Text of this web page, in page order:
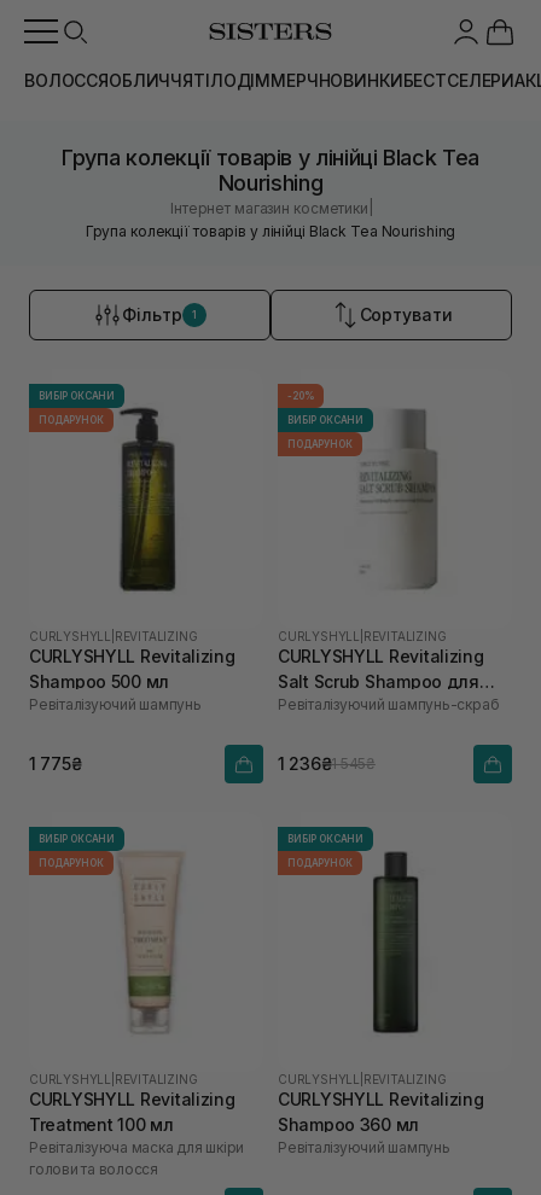
ВОЛОССЯОБЛИЧЧЯТІЛОДІММЕРЧНОВИНКИБЕСТСЕЛЕРИ
Група колекції товарів у лінійці Black Tea
Nourishing
Інтернет магазин косметики
Група колекції товарів у лінійці Black Tea Nourishing
Фільтр 1 Сортувати
ВИБІР ОКСАНИ
ПОДАРУНОК
CURLYSHYLL REVITALIZING
CURLYSHYLL Revitalizing
Shampoo 500 мл
Ревіталізуючий шампунь
1 775₴
-20%
ВИБІР ОКСАНИ
ПОДАРУНОК
CURLYSHYLL REVITALIZING
CURLYSHYLL Revitalizing
Salt Scrub Shampoo для
ослабленої шкіри голови
Ревіталізуючий шампунь-скраб
1 236₴1 545₴
ВИБІР ОКСАНИ
ПОДАРУНОК
CURLYSHYLL REVITALIZING
CURLYSHYLL Revitalizing
Treatment 100 мл
Ревіталізуюча маска для шкіри
голови та волосся
ВИБІР ОКСАНИ
ПОДАРУНОК
CURLYSHYLL REVITALIZING
CURLYSHYLL Revitalizing
Shampoo 360 мл
Ревіталізуючий шампунь